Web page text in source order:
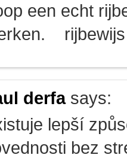
een echt
derfasays:
lepší
bez